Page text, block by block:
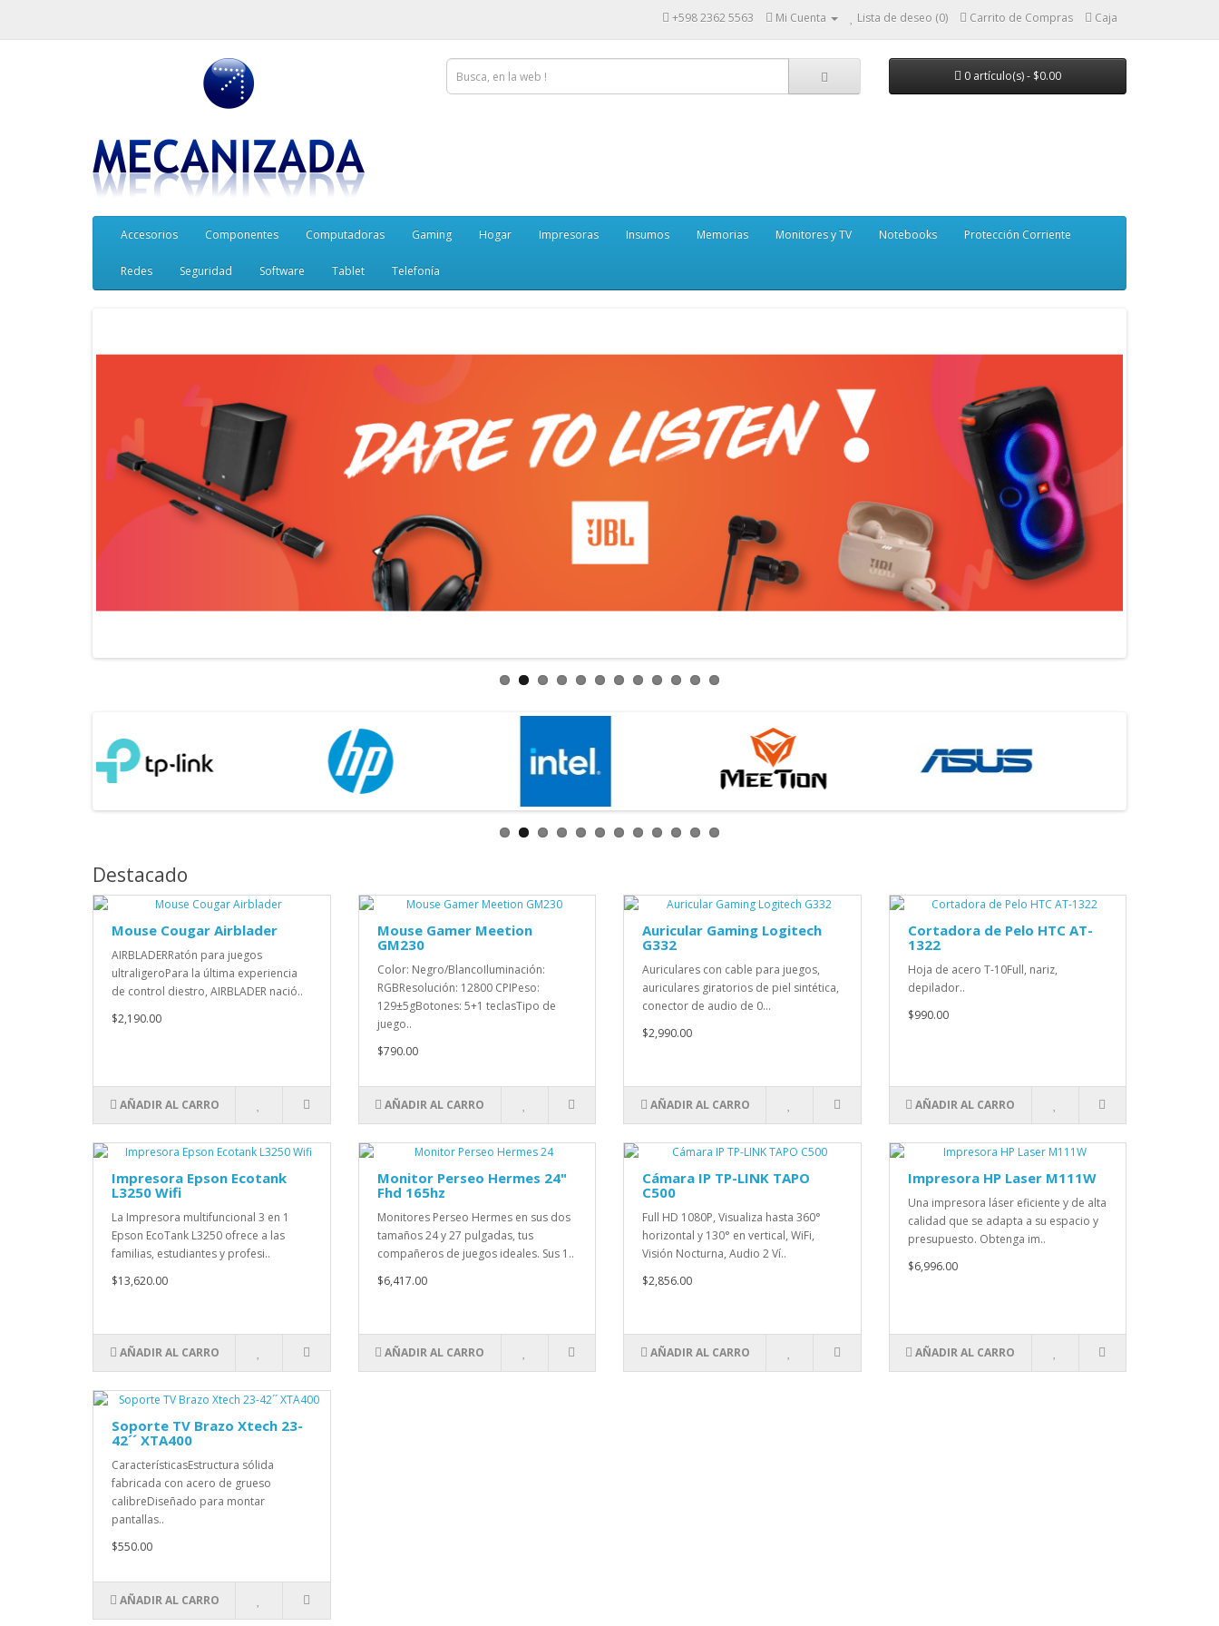
+598 2362 5563 Mi Cuenta Lista de deseo (0) Carrito de Compras Caja
0 artículo(s) - $0.00
Accesorios Componentes Computadoras Gaming Hogar Impresoras Insumos Memorias Monitores y TV Notebooks Protección Corriente
Redes Seguridad Software Tablet Telefonía
Destacado
Mouse Cougar Airblader
AIRBLADERRatón para juegos
ultraligeroPara la última experiencia
de control diestro, AIRBLADER nació..
$2,190.00
AÑADIR AL CARRO
Mouse Gamer Meetion
GM230
Color: Negro/BlancoIluminación:
RGBResolución: 12800 CPIPeso:
129±5gBotones: 5+1 teclasTipo de
juego..
$790.00
AÑADIR AL CARRO
Auricular Gaming Logitech
G332
Auriculares con cable para juegos,
auriculares giratorios de piel sintética,
conector de audio de 0...
$2,990.00
AÑADIR AL CARRO
Cortadora de Pelo HTC AT-
1322
Hoja de acero T-10Full, nariz,
depilador..
$990.00
AÑADIR AL CARRO
Impresora Epson Ecotank
L3250 Wifi
La Impresora multifuncional 3 en 1
Epson EcoTank L3250 ofrece a las
familias, estudiantes y profesi..
$13,620.00
AÑADIR AL CARRO
Monitor Perseo Hermes 24"
Fhd 165hz
Monitores Perseo Hermes en sus dos
tamaños 24 y 27 pulgadas, tus
compañeros de juegos ideales. Sus 1..
$6,417.00
AÑADIR AL CARRO
Cámara IP TP-LINK TAPO
C500
Full HD 1080P, Visualiza hasta 360°
horizontal y 130° en vertical, WiFi,
Visión Nocturna, Audio 2 Ví..
$2,856.00
AÑADIR AL CARRO
Impresora HP Laser M111W
Una impresora láser eficiente y de alta
calidad que se adapta a su espacio y
presupuesto. Obtenga im..
$6,996.00
AÑADIR AL CARRO
Soporte TV Brazo Xtech 23-
42´´ XTA400
CaracterísticasEstructura sólida
fabricada con acero de grueso
calibreDiseñado para montar
pantallas..
$550.00
AÑADIR AL CARRO